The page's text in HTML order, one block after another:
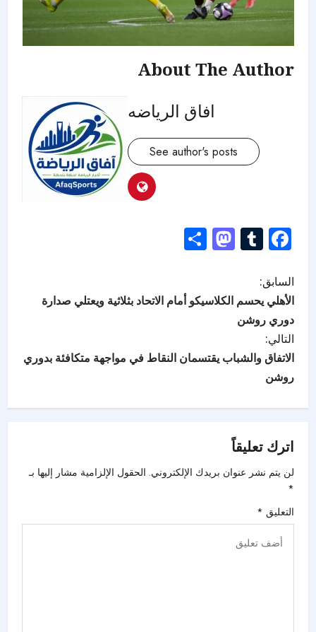
About The Author
افاق الرياضه
See author's posts
Facebook
Tumblr
Mastodon
السابق:
الأهلي يحسم الكلاسيكو أمام الاتحاد بثلاثية ويعتلي صدارة
دوري روشن
التالي:
الاتفاق والشباب يقتسمان النقاط في مواجهة متكافئة بدوري
روشن
اترك تعليقاً
لن يتم نشر عنوان بريدك الإلكتروني. الحقول الإلزامية مشار إليها بـ
*
التعليق *